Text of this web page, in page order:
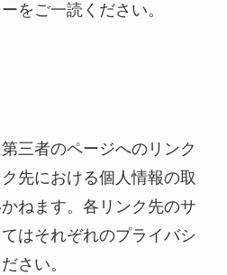
をご一読ください。
三者のページへのリンク
先における個人情報の取
ねます。各リンク先のサ
はそれぞれのプライバシ
さい。